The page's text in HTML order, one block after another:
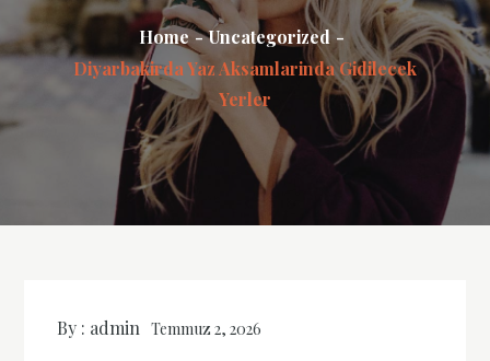
Home
Uncategorized
Diyarbakirda Yaz Aksamlarinda Gidilecek
Yerler
By : admin Temmuz 2, 2026